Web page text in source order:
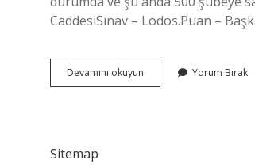
CaddesiSınav – Lodos.Puan –
Devamını okuyun
Yayın
Yorum Bırak
Sitemap